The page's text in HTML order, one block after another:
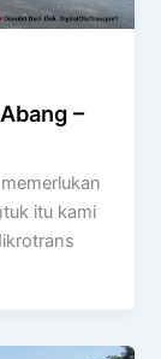
–
itu kami